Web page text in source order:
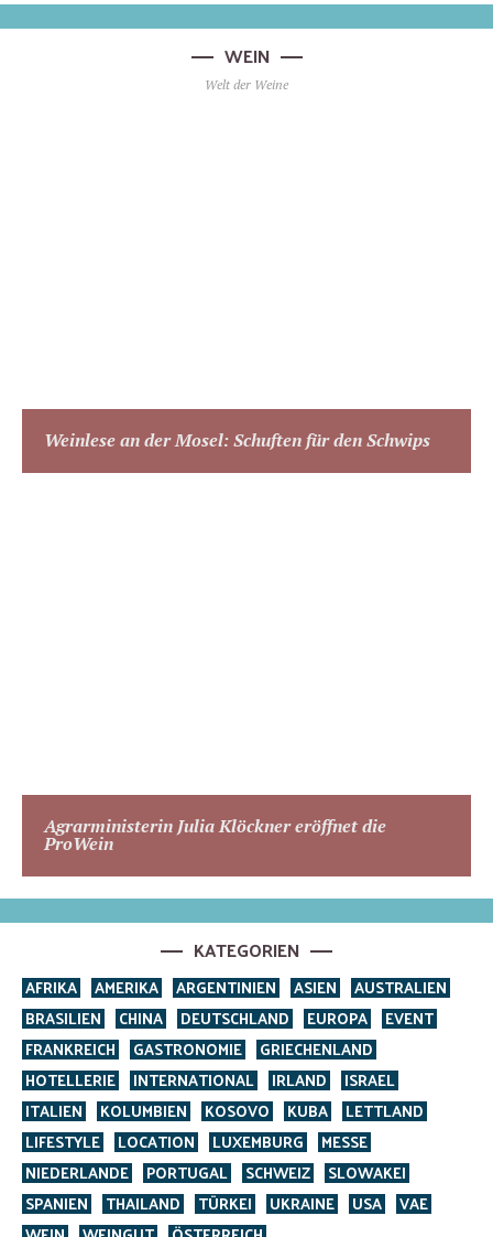
WEIN
Welt der Weine
Weinlese an der Mosel: Schuften für den Schwips
Agrarministerin Julia Klöckner eröffnet die
ProWein
KATEGORIEN
AFRIKA AMERIKA ARGENTINIEN ASIEN
AUSTRALIEN
BRASILIEN
CHINA DEUTSCHLAND EUROPA
EVENT
FRANKREICH
GASTRONOMIE
GRIECHENLAND
HOTELLERIE
INTERNATIONAL IRLAND
ISRAEL
ITALIEN
KOLUMBIEN KOSOVO KUBA
LETTLAND
LIFESTYLE
LOCATION LUXEMBURG
MESSE
NIEDERLANDE
PORTUGAL SCHWEIZ
SLOWAKEI
SPANIEN
THAILAND TÜRKEI UKRAINE USA
VAE